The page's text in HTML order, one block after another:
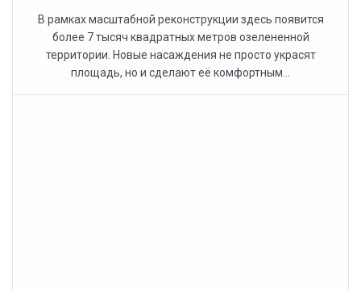
В рамках масштабной реконструкции здесь появится
более 7 тысяч квадратных метров озелененной
территории. Новые насаждения не просто украсят
площадь, но и сделают её комфортным...